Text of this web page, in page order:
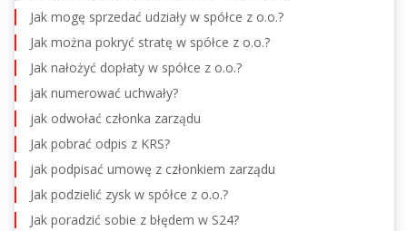
Jak mogę sprzedać udziały w spółce z o.o.?
Jak można pokryć stratę w spółce z o.o.?
Jak nałożyć dopłaty w spółce z o.o.?
jak numerować uchwały?
jak odwołać członka zarządu
Jak pobrać odpis z KRS?
jak podpisać umowę z członkiem zarządu
Jak podzielić zysk w spółce z o.o.?
Jak poradzić sobie z błędem w S24?